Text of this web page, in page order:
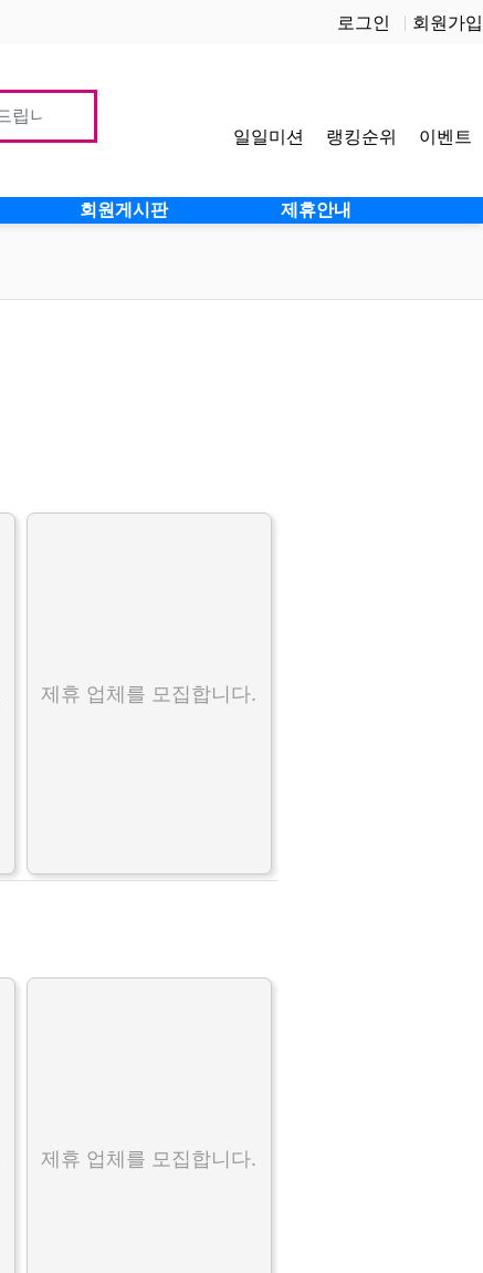
로그인 회원가입
일일미션 랭킹순위 이벤트
회원게시판 제휴안내
제휴 업체를 모집합니다.
제휴 업체를 모집합니다.